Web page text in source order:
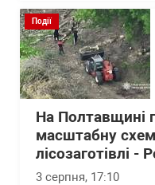
Події
На Полтавщині
масштабну
лісозаготівлі -
3 серпня, 17:10